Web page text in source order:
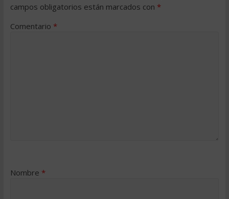
campos obligatorios están marcados con *
Comentario *
Nombre *